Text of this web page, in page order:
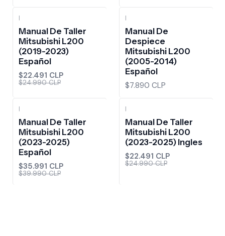
|
Manual De Taller
Mitsubishi L200
(2019-2023)
Español
$22.491 CLP
$24.990 CLP
|
Manual De
Despiece
Mitsubishi L200
(2005-2014)
Español
$7.890 CLP
|
Manual De Taller
Mitsubishi L200
(2023-2025)
Español
$35.991 CLP
$39.990 CLP
|
Manual De Taller
Mitsubishi L200
(2023-2025) Ingles
$22.491 CLP
$24.990 CLP